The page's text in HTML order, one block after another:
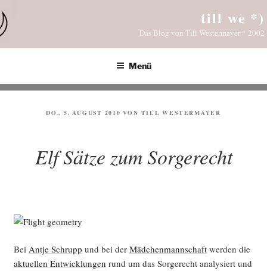
Inhalt
springen
till we *)
Das Blog von Till Westermayer * 2002
Menü
VERÖFFENTLICHT
DO., 5. AUGUST 2010 VON TILL WESTERMAYER
Elf Sätze zum Sorgerecht
Bei Ant­je Schrupp und bei der Mäd­chen­mann­schaftwer­den die
aktu­el­len Ent­wick­lun­gen rund um das Sor­ge­recht ana­ly­siert und